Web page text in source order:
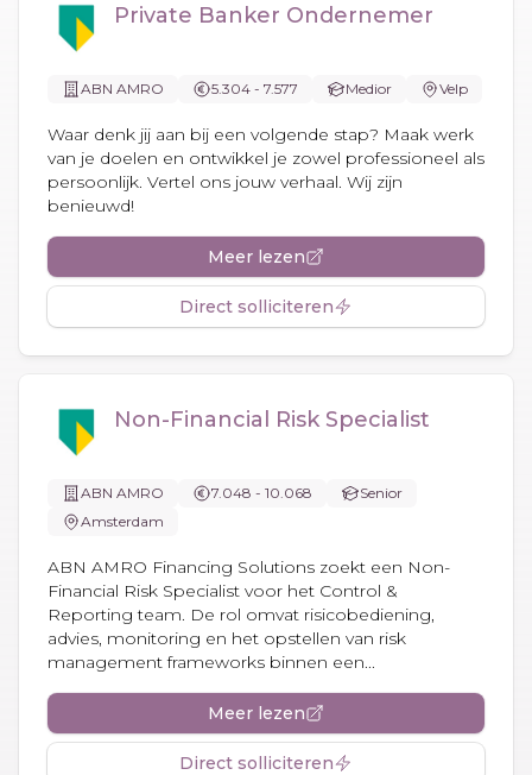
Private Banker Ondernemer
ABN AMRO 5.304 - 7.577 Medior Velp
Waar denk jij aan bij een volgende stap? Maak werk
van je doelen en ontwikkel je zowel professioneel als
persoonlijk. Vertel ons jouw verhaal. Wij zijn
benieuwd!
Meer lezen
Direct solliciteren
Non-Financial Risk Specialist
ABN AMRO 7.048 - 10.068
Senior
Amsterdam
ABN AMRO Financing Solutions zoekt een Non-
Financial Risk Specialist voor het Control &
Reporting team. De rol omvat risicobediening,
advies, monitoring en het opstellen van risk
management frameworks binnen een...
Meer lezen
Direct solliciteren